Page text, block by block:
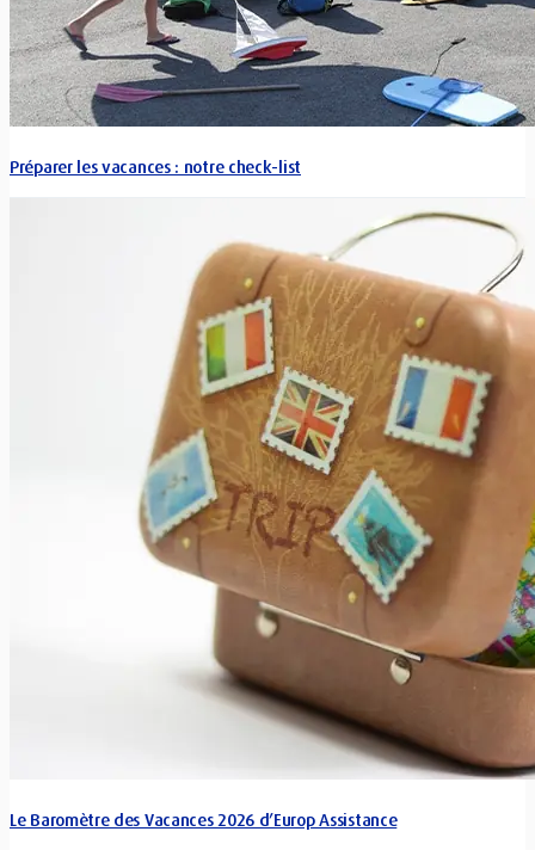
Préparer les vacances : notre check-list
Le Baromètre des Vacances 2026 d’Europ Assistance